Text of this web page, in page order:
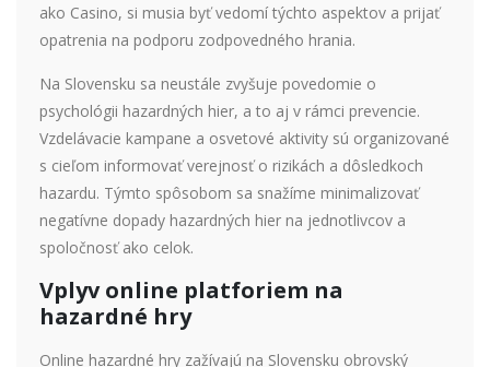
ako Casino, si musia byť vedomí týchto aspektov a prijať
opatrenia na podporu zodpovedného hrania.
Na Slovensku sa neustále zvyšuje povedomie o
psychológii hazardných hier, a to aj v rámci prevencie.
Vzdelávacie kampane a osvetové aktivity sú organizované
s cieľom informovať verejnosť o rizikách a dôsledkoch
hazardu. Týmto spôsobom sa snažíme minimalizovať
negatívne dopady hazardných hier na jednotlivcov a
spoločnosť ako celok.
Vplyv online platforiem na
hazardné hry
Online hazardné hry zažívajú na Slovensku obrovský